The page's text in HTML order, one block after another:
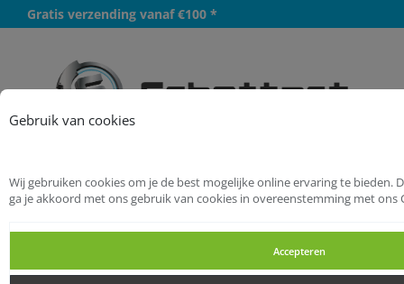
Gebruik van cookies
Wij gebruiken cookies om je de best mogelijke online ervaring te bieden.
ga je akkoord met ons gebruik van cookies in overeenstemming met ons
Accepteren
Gratis verzending vanaf €100 *
Startpagina
Bevestigingsmaterialen
Moeren
Vleugelmoeren
Vleugelmoeren